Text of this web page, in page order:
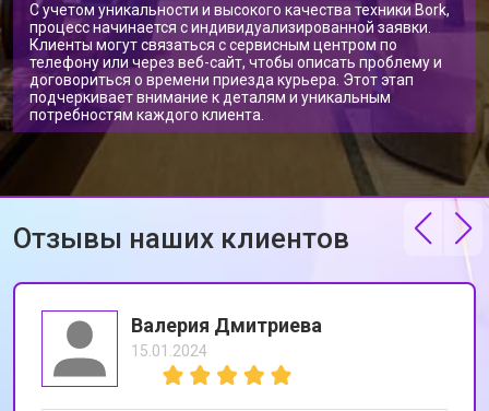
С учетом уникальности и высокого качества техники Bork,
процесс начинается с индивидуализированной заявки.
Клиенты могут связаться с сервисным центром по
телефону или через веб-сайт, чтобы описать проблему и
договориться о времени приезда курьера. Этот этап
подчеркивает внимание к деталям и уникальным
потребностям каждого клиента.
Отзывы наших клиентов
Валерия Дмитриева
15.01.2024